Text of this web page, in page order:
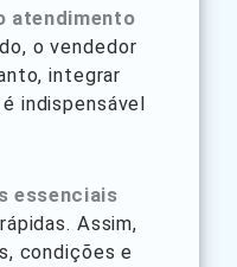
atendimento
o vendedor
integrar
indispensável
essenciais
Assim,
condições e